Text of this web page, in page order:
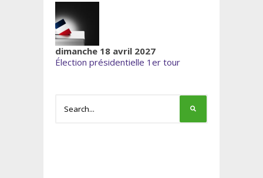
dimanche 18 avril 2027
Élection présidentielle 1er tour